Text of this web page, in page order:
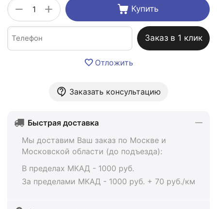
+
− Купить
Заказ в 1 клик
Отложить
Заказать консультацию
Быстрая доставка
Мы доставим Ваш заказ по Москве и
Московской области (до подъезда):
В пределах МКАД - 1000 руб.
За пределами МКАД - 1000 руб. + 70 руб./км